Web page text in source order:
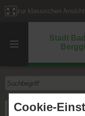
Cookie-
zur klassischen
Stadt
Technischer